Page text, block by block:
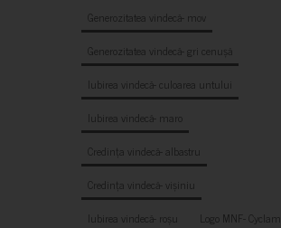
Generozitatea vindecă- mov
Generozitatea vindecă- gri cenușă
Iubirea vindecă- culoarea untului
Iubirea vindecă- maro
Credința vindecă- albastru
Credința vindecă- vișiniu
Iubirea vindecă- roșu
Logo MNF- Cyclam